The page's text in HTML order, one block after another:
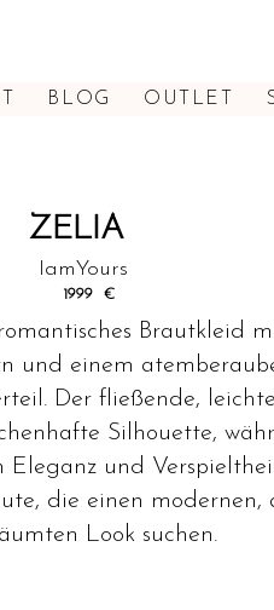
BLOG OUTLET
ZELIA
1999 €
Brautkleid
und einem
Der fließende,
Silhouette,
Eleganz und
die einen modernen,
Look suchen.
IamYours